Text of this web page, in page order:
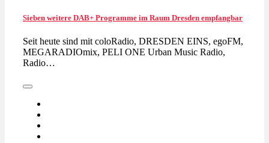
Sieben weitere DAB+ Programme im Raum Dresden empfangbar
Seit heute sind mit coloRadio, DRESDEN EINS, egoFM,
MEGARADIOmix, PELI ONE Urban Music Radio,
Radio…